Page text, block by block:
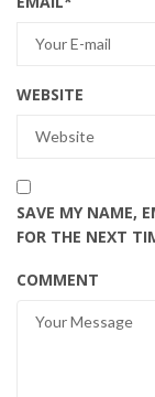
WEBSITE
SAVE MY NAME,
FOR THE NEXT
COMMENT